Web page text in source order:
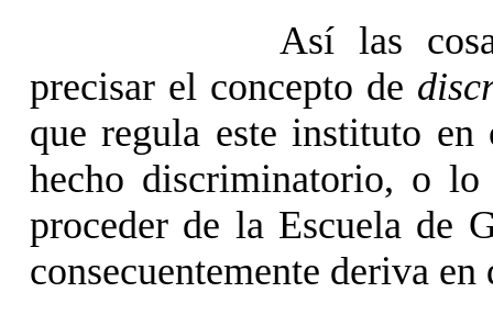
Así las
precisar el concepto de
que regula este instituto
hecho discriminatorio, o
proceder de la Escuela de
consecuentemente deriva